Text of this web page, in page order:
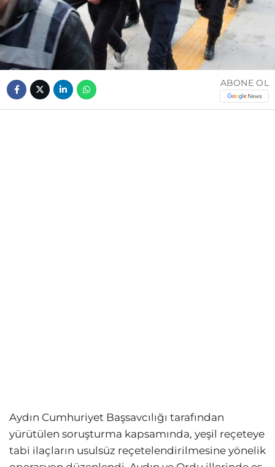
ABONE OL
Aydın Cumhuriyet Başsavcılığı tarafından
yürütülen soruşturma kapsamında, yeşil reçeteye
tabi ilaçların usulsüz reçetelendirilmesine yönelik